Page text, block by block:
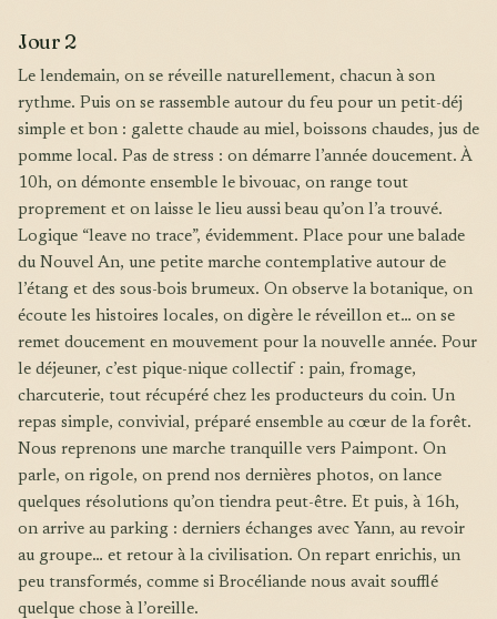
Jour 2
Le lendemain, on se réveille naturellement, chacun à son
rythme. Puis on se rassemble autour du feu pour un petit-déj
simple et bon : galette chaude au miel, boissons chaudes, jus de
pomme local. Pas de stress : on démarre l’année doucement. À
10h, on démonte ensemble le bivouac, on range tout
proprement et on laisse le lieu aussi beau qu’on l’a trouvé.
Logique “leave no trace”, évidemment. Place pour une balade
du Nouvel An, une petite marche contemplative autour de
l’étang et des sous-bois brumeux. On observe la botanique, on
écoute les histoires locales, on digère le réveillon et… on se
remet doucement en mouvement pour la nouvelle année. Pour
le déjeuner, c’est pique-nique collectif : pain, fromage,
charcuterie, tout récupéré chez les producteurs du coin. Un
repas simple, convivial, préparé ensemble au cœur de la forêt.
Nous reprenons une marche tranquille vers Paimpont. On
parle, on rigole, on prend nos dernières photos, on lance
quelques résolutions qu’on tiendra peut-être. Et puis, à 16h,
on arrive au parking : derniers échanges avec Yann, au revoir
au groupe… et retour à la civilisation. On repart enrichis, un
peu transformés, comme si Brocéliande nous avait soufflé
quelque chose à l’oreille.